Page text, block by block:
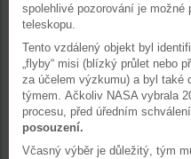
spolehlivé pozorování je možné
teleskopu.
Tento vzdálený objekt byl
„flyby“ misi (blízký průlet nebo
za účelem výzkumu) a byl také
týmem. Ačkoliv NASA vybrala
procesu, před úředním
posouzení.
Včasný výběr je důležitý, tým